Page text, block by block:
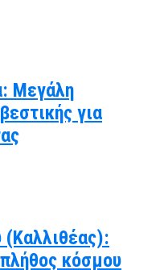
Μεγάλη
για
κόσμου